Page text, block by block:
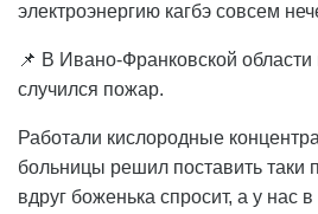
электроэнергию кагбэ совсем
📌 В Ивано-Франковской
случился пожар.
Работали кислородные
больницы решил поставить таки
вдруг боженька спросит, а у нас